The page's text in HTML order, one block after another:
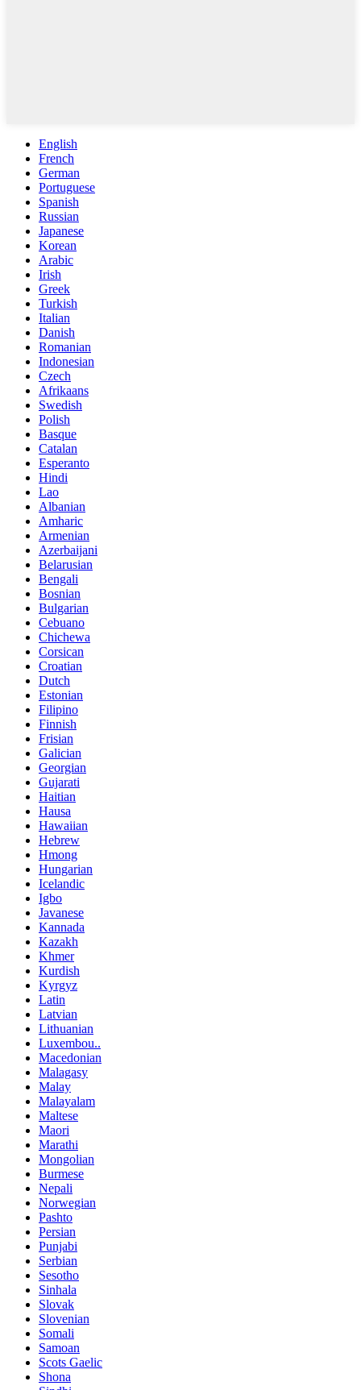
English
French
German
Portuguese
Spanish
Russian
Japanese
Korean
Arabic
Irish
Greek
Turkish
Italian
Danish
Romanian
Indonesian
Czech
Afrikaans
Swedish
Polish
Basque
Catalan
Esperanto
Hindi
Lao
Albanian
Amharic
Armenian
Azerbaijani
Belarusian
Bengali
Bosnian
Bulgarian
Cebuano
Chichewa
Corsican
Croatian
Dutch
Estonian
Filipino
Finnish
Frisian
Galician
Georgian
Gujarati
Haitian
Hausa
Hawaiian
Hebrew
Hmong
Hungarian
Icelandic
Igbo
Javanese
Kannada
Kazakh
Khmer
Kurdish
Kyrgyz
Latin
Latvian
Lithuanian
Luxembou..
Macedonian
Malagasy
Malay
Malayalam
Maltese
Maori
Marathi
Mongolian
Burmese
Nepali
Norwegian
Pashto
Persian
Punjabi
Serbian
Sesotho
Sinhala
Slovak
Slovenian
Somali
Samoan
Scots Gaelic
Shona